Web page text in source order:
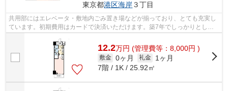
東京都港区海岸３丁目
共用部にはエレベータ・敷地内ごみ置き場などが揃っており、とても充実し
ています。初期費用はカードで決済いただけます。築7年でしっかりとした
12.2万円 (管理費等：8,000円 )
敷金 0ヶ月 礼金
1ヶ月
7階 / 1K / 25.92㎡